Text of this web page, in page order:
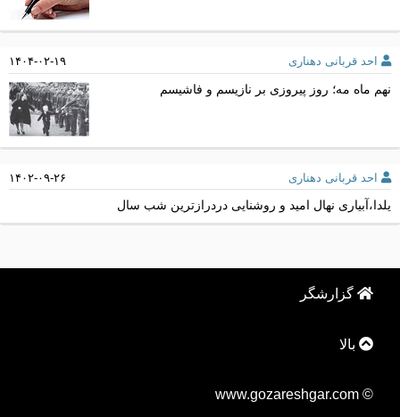
احد قربانی دهناری ۱۴۰۴-۰۲-۱۹
نهم ماه مه؛ روز پیروزی بر نازیسم و فاشیسم
احد قربانی دهناری ۱۴۰۲-۰۹-۲۶
یلدا،آبیاری نهال امید و روشنایی دردرازترین شب سال
گزارشگر
بالا
© www.gozareshgar.com